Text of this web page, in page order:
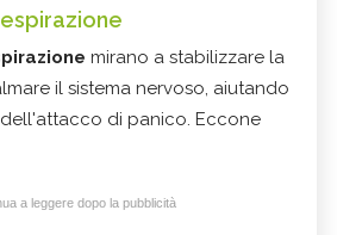
mirano a stabilizzare la
il sistema nervoso, aiutando
di panico. Eccone
a leggere dopo la pubblicità